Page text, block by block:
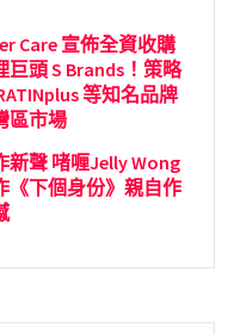
Care 宣佈全資收購
頭 S Brands！策略
等知名品牌
區市場
新聲 啫喱Jelly Wong
《下個身份》親自作